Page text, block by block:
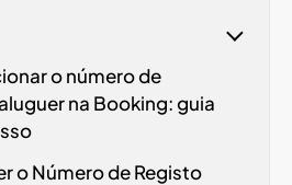
o número de
na Booking: guia
o Número de Registo